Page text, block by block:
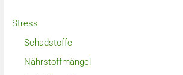
Stress
Schadstoffe
Nährstoffmängel